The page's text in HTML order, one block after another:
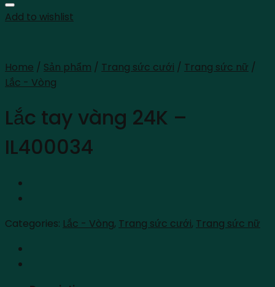
Add to wishlist
Home / Sản phẩm / Trang sức cưới / Trang sức nữ /
Lắc - Vòng
Lắc tay vàng 24K –
IL400034
Categories: Lắc - Vòng, Trang sức cưới, Trang sức nữ